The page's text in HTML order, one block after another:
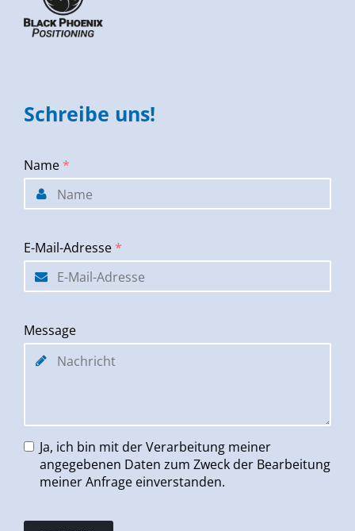
Schreibe uns!
Name *
E-Mail-Adresse *
Message
Ja, ich bin mit der Verarbeitung meiner
angegebenen Daten zum Zweck der Bearbeitung
meiner Anfrage einverstanden.